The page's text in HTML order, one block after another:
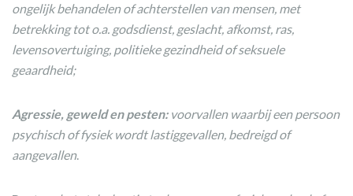
ongelijk behandelen of achterstellen van mensen, met
betrekking tot o.a. godsdienst, geslacht, afkomst, ras,
levensovertuiging, politieke gezindheid of seksuele
geaardheid;
Agressie, geweld en pesten:voorvallen waarbij een persoon
psychisch of fysiek wordt lastiggevallen, bedreigd of
aangevallen.